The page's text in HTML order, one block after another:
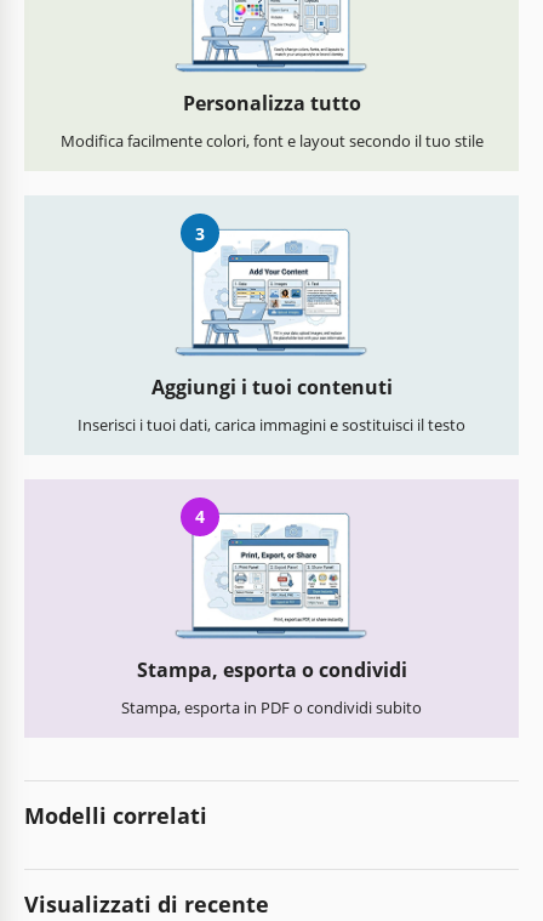
Personalizza tutto
Modifica facilmente colori, font e layout secondo il tuo stile
3
Aggiungi i tuoi contenuti
Inserisci i tuoi dati, carica immagini e sostituisci il testo
4
Stampa, esporta o condividi
Stampa, esporta in PDF o condividi subito
Modelli correlati
Visualizzati di recente